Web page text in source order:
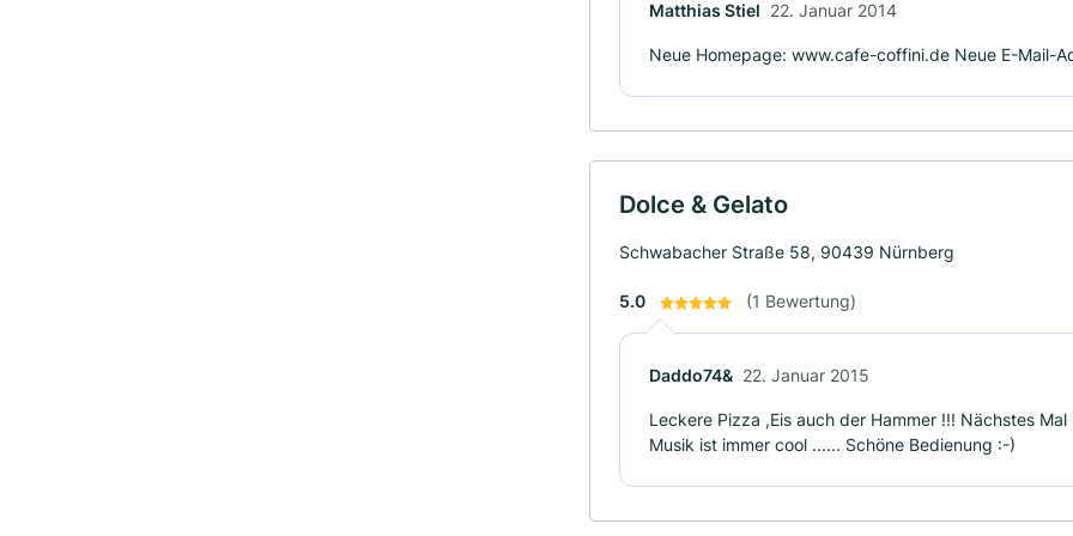
Matthias Stiel 22. Januar 2014
Neue Homepage: www.cafe-coffini.de Neue E-Mail-
Dolce & Gelato
Schwabacher Straße 58, 90439 Nürnberg
5.0 (1 Bewertung)
Daddo74& 22. Januar 2015
Leckere Pizza ,Eis auch der Hammer !!! Nächstes
Musik ist immer cool ...... Schöne Bedienung :-)